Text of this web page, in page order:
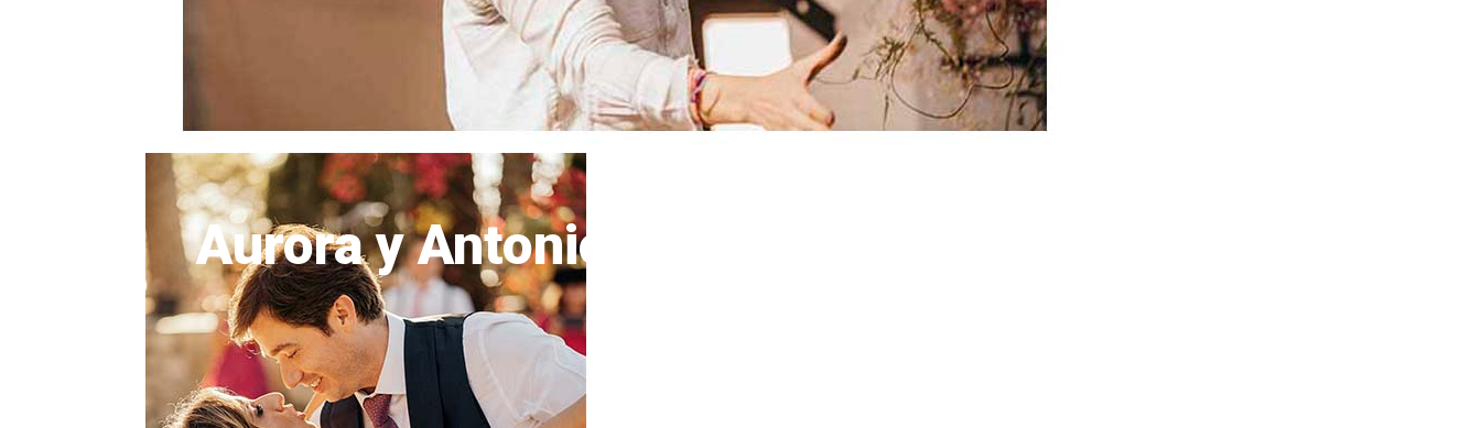
Aurora y Antonio